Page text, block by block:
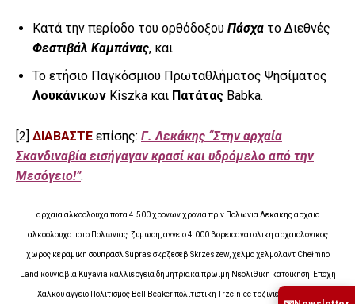
Κατά την περίοδο του ορθόδοξου Πάσχα το Διεθνές
Φεστιβάλ Καμπάνας, και
Το ετήσιο Παγκόσμιου Πρωταθλήματος Ψησίματος
Λουκάνικων Kiszka και Πατάτας Babka.
[2] ΔΙΑΒΑΣΤΕ επίσης: Γ. Λεκάκης “Στην αρχαία
Σκανδιναβία εισήγαγαν κρασί και υδρόμελο από την
Μεσόγειο!”.
αρχαια αλκοολουχα ποτα 4.500 χρονων χρονια πριν Πολωνια Λεκακης αρχαιο
αλκοολουχο ποτο Πολωνιας ζυμωση, αγγειο 4.000 βορειοανατολικη αρχαιολογικος
χωρος κεραμικη σουπρασλ Supras σκρζεσεβ Skrzeszew, χελμο χελμολαντ Chełmno
Land κουγιαβια Kuyavia καλλιεργεια δημητριακα πρωιμη Νεολιθικη κατοικηση Εποχη
Χαλκου αγγειο Πολιτισμος Bell Beaker πολιτιστικη Trzciniec τρζινιεκ τριζινιεκ